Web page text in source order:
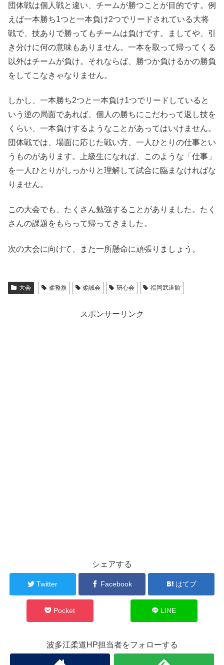
団体戦は個人戦と違い、チームが勝つことが目的です。例
えば一本勝ち1つと一本負け2つでリードされている大将
戦で、技ありで勝ってもチームは負けです。ましてや、引
き分けに何の意味もありません。一本を取って帰ってくる
以外はチームが負け。それならば、勝つか負けるかの勝負
をしてこなきゃなりません。
しかし、一本勝ち2つと一本負け1つでリードしていると
いう逆の局面であれば、個人の勝ちにこだわって返し技を
くらい、一本負けするようなことがあってはいけません。
団体戦では、場面に応じた戦い方、一人ひとりの仕事とい
うものがあります。上級生になれば、このような「仕事」
を一人ひとりがしっかりと理解して試合に臨まなければな
りません。
この大会でも、たくさん勉強することがありました。たく
さんの課題をもらって帰ってきました。
次の大会に向けて、また一所懸命に頑張りましょう。
大会 柔整旗 柔誠会 研心会 福岡武道館
スポンサーリンク
シェアする
Twitter Facebook はてブ
Pocket LINE
波多江柔道HP担当者をフォローする